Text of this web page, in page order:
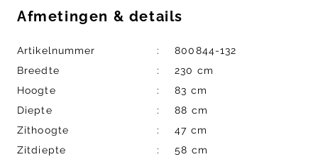
Afmetingen & details
Artikelnummer
800844-132
Breedte
230 cm
Hoogte
83 cm
Diepte
88 cm
Zithoogte
47 cm
Zitdiepte
58 cm